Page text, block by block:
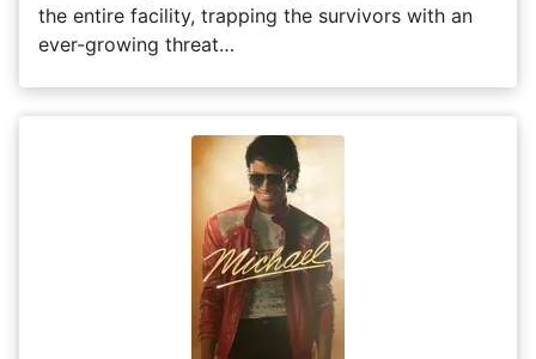
the entire facility, trapping the survivors with an
ever-growing threat…